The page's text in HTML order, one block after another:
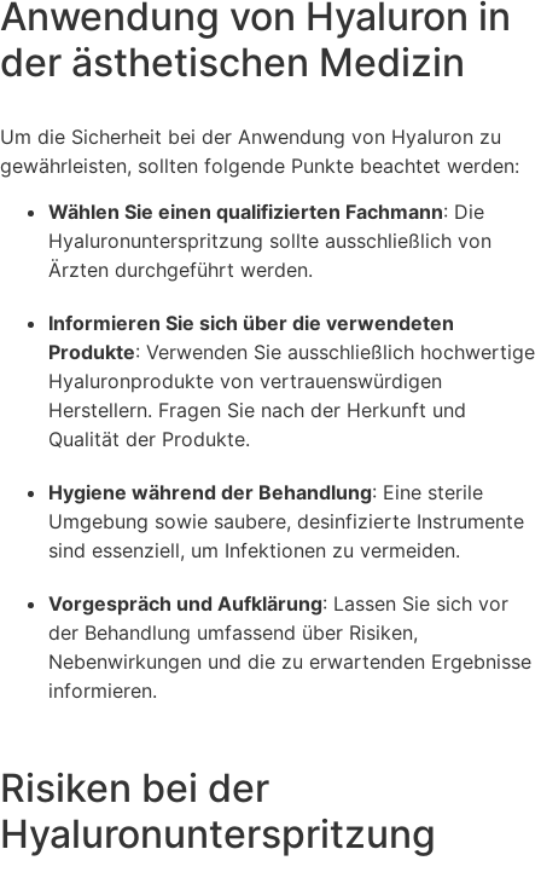
Anwendung von Hyaluron in
der ästhetischen Medizin
Um die Sicherheit bei der Anwendung von Hyaluron zu
gewährleisten, sollten folgende Punkte beachtet werden:
Wählen Sie einen qualifizierten Fachmann: Die
Hyaluronunterspritzung sollte ausschließlich von
Ärzten durchgeführt werden.
Informieren Sie sich über die verwendeten
Produkte: Verwenden Sie ausschließlich hochwertige
Hyaluronprodukte von vertrauenswürdigen
Herstellern. Fragen Sie nach der Herkunft und
Qualität der Produkte.
Hygiene während der Behandlung: Eine sterile
Umgebung sowie saubere, desinfizierte Instrumente
sind essenziell, um Infektionen zu vermeiden.
Vorgespräch und Aufklärung: Lassen Sie sich vor
der Behandlung umfassend über Risiken,
Nebenwirkungen und die zu erwartenden Ergebnisse
informieren.
Risiken bei der
Hyaluronunterspritzung